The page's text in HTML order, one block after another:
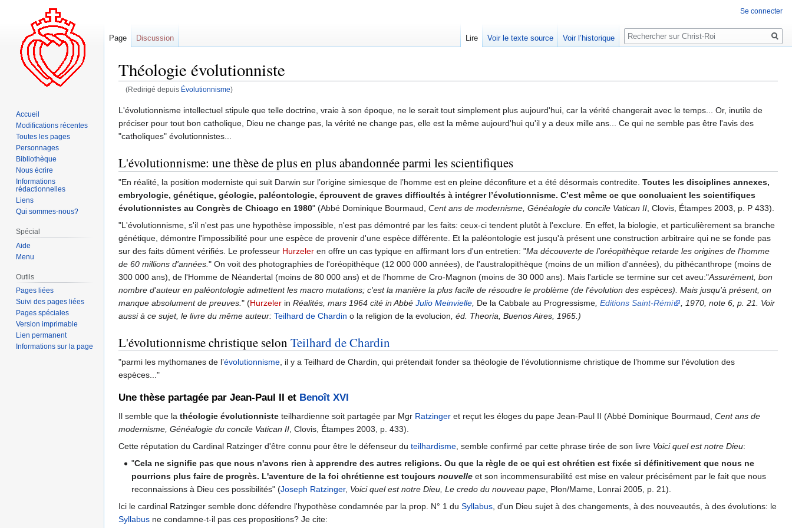
Théologie évolutionniste
(Redirigé depuis Évolutionnisme)
Aller
à
la
Aller
à
la
L'évolutionnisme intellectuel stipule que telle doctrine, vraie à son époque, ne le serait tout simplement plus aujourd'hui, car la vérité changerait avec le temps... Or, inutile de
préciser pour tout bon catholique, Dieu ne change pas, la vérité ne change pas, elle est la même aujourd'hui qu'il y a deux mille ans... Ce qui ne semble pas être l'avis des
"catholiques" évolutionnistes...
L'évolutionnisme: une thèse de plus en plus abandonnée parmi les scientifiques
"En réalité, la position moderniste qui suit Darwin sur l’origine simiesque de l’homme est en pleine déconfiture et a été désormais contredite. Toutes les disciplines annexes,
embryologie, génétique, géologie, paléontologie, éprouvent de graves difficultés à intégrer l’évolutionnisme. C’est même ce que concluaient les scientifiques
évolutionnistes au Congrès de Chicago en 1980" (Abbé Dominique Bourmaud, Cent ans de modernisme, Généalogie du concile Vatican II , Clovis, Étampes 2003, p. P 433).
"L'évolutionnisme, s'il n'est pas une hypothèse impossible, n'est pas démontré par les faits: ceux-ci tendent plutôt à l'exclure. En effet, la biologie, et particulièrement sa branche
génétique, démontre l'impossibilité pour une espèce de provenir d'une espèce différente. Et la paléontologie est jusqu'à présent une construction arbitraire qui ne se fonde pas
sur des faits dûment vérifiés. Le professeur Hurzeler en offre un cas typique en affirmant lors d'un entretien: "Ma découverte de l'oréopithèque retarde les origines de l'homme
de 60 millions d'années. " On voit des photographies de l'oréopithèque (12 000 000 années), de l'australopithèque (moins de un million d'années), du pithécanthrope (moins de
300 000 ans), de l'Homme de Néandertal (moins de 80 000 ans) et de l'homme de Cro-Magnon (moins de 30 000 ans). Mais l'article se termine sur cet aveu:"Assurément, bon
nombre d'auteur en paléontologie admettent les macro mutations; c'est la manière la plus facile de résoudre le problème (de l'évolution des espèces). Mais jusqu'à présent, on
manque absolument de preuves. " (Hurzeler in Réalités, mars 1964 cité in Abbé Julio Meinvielle De la Cabbale au Progressisme Editions Saint-Rémi
, 1970, note 6, p. 21. Voir
aussi à ce sujet, le livre du même auteur: Teilhard de Chardin o la religion de la evolucion , éd. Theoria, Buenos Aires, 1965.)
L'évolutionnisme christique selon Teilhard de Chardin
"parmi les mythomanes de l’évolutionnisme , il y a Teilhard de Chardin, qui prétendait fonder sa théologie de l’évolutionnisme christique de l’homme sur l’évolution des
espèces..."
Une thèse partagée par Jean-Paul II et Benoît XVI
Il semble que la théologie évolutionniste teilhardienne soit partagée par Mgr Ratzinger et reçut les éloges du pape Jean-Paul II (Abbé Dominique Bourmaud, Cent ans de
modernisme, Généalogie du concile Vatican II , Clovis, Étampes 2003, p. 433).
Cette réputation du Cardinal Ratzinger d'être connu pour être le défenseur du teilhardisme , semble confirmé par cette phrase tirée de son livre Voici quel est notre Dieu:
"Cela ne signifie pas que nous n'avons rien à apprendre des autres religions. Ou que la règle de ce qui est chrétien est fixée si définitivement que nous ne
pourrions plus faire de progrès. L'aventure de la foi chrétienne est toujoursnouvelle et son incommensurabilité est mise en valeur précisément par le fait que nous
reconnaissions à Dieu ces possibilités" (Joseph Ratzinger, Voici quel est notre Dieu, Le credo du nouveau pape , Plon/Mame, Lonrai 2005, p. 21).
Ici le cardinal Ratzinger semble donc défendre l'hypothèse condamnée par la prop. N° 1 du Syllabus , d'un Dieu sujet à des changements, à des nouveautés, à des évolutions: le
Syllabus ne condamne-t-il pas ces propositions? Je cite:
Se connecter
Page Discussion Lire Voir le texte source Voir l’historique
Rechercher
Accueil
Modifications récentes
Toutes les pages
Personnages
Bibliothèque
Nous écrire
Informations
rédactionnelles
Liens
Qui sommes-nous?
Spécial
Aide
Menu
Outils
Pages liées
Suivi des pages liées
Pages spéciales
Version imprimable
Lien permanent
Informations sur la page